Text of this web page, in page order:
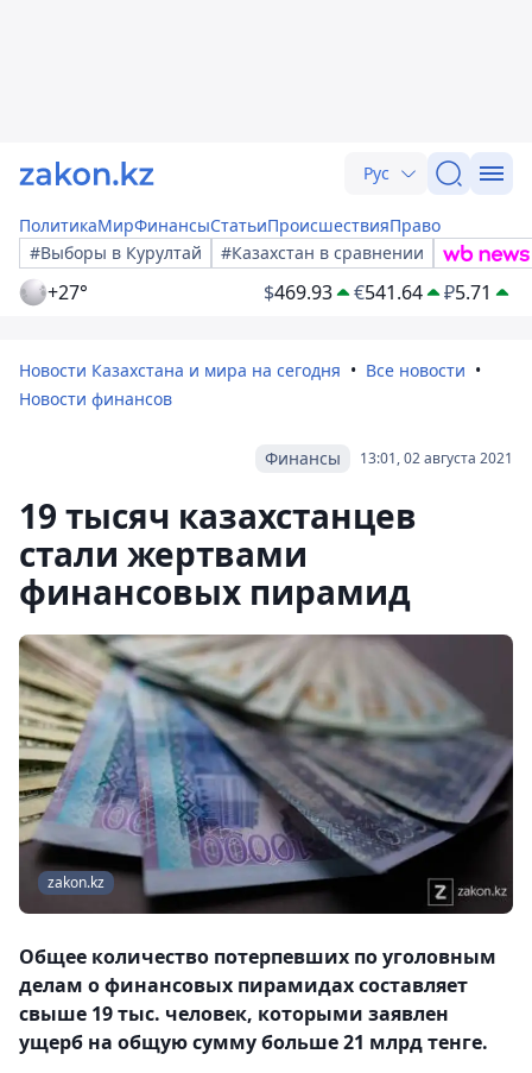
Рус
ПолитикаМирФинансыСтатьиПроисшествияПраво
#Выборы в Курултай
#Казахстан в сравнении
+27° $469.93 €541.64 ₽5.71
Новости Казахстана и мира на сегодня
Все новости
Новости финансов
13:01, 02 августа 2021
Финансы
19 тысяч казахстанцев
стали жертвами
финансовых пирамид
zakon.kz
Общее количество потерпевших по уголовным
делам о финансовых пирамидах составляет
свыше 19 тыс. человек, которыми заявлен
ущерб на общую сумму больше 21 млрд тенге.